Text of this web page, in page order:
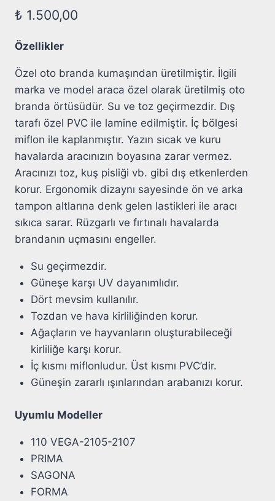
₺ 1.500,00
Özellikler
Özel oto branda kumaşından üretilmiştir. İlgili
marka ve model araca özel olarak üretilmiş oto
branda örtüsüdür. Su ve toz geçirmezdir. Dış
tarafı özel PVC ile lamine edilmiştir. İç bölgesi
miflon ile kaplanmıştır. Yazın sıcak ve kuru
havalarda aracınızın boyasına zarar vermez.
Aracınızı toz, kuş pisliği vb. gibi dış etkenlerden
korur. Ergonomik dizaynı sayesinde ön ve arka
tampon altlarına denk gelen lastikleri ile aracı
sıkıca sarar. Rüzgarlı ve fırtınalı havalarda
brandanın uçmasını engeller.
Su geçirmezdir.
Güneşe karşı UV dayanımlıdır.
Dört mevsim kullanılır.
Tozdan ve hava kirliliğinden korur.
Ağaçların ve hayvanların oluşturabileceği
kirliliğe karşı korur.
İç kısmı miflonludur. Üst kısmı PVC’dir.
Güneşin zararlı ışınlarından arabanızı korur.
Uyumlu Modeller
110 VEGA-2105-2107
PRIMA
SAGONA
FORMA